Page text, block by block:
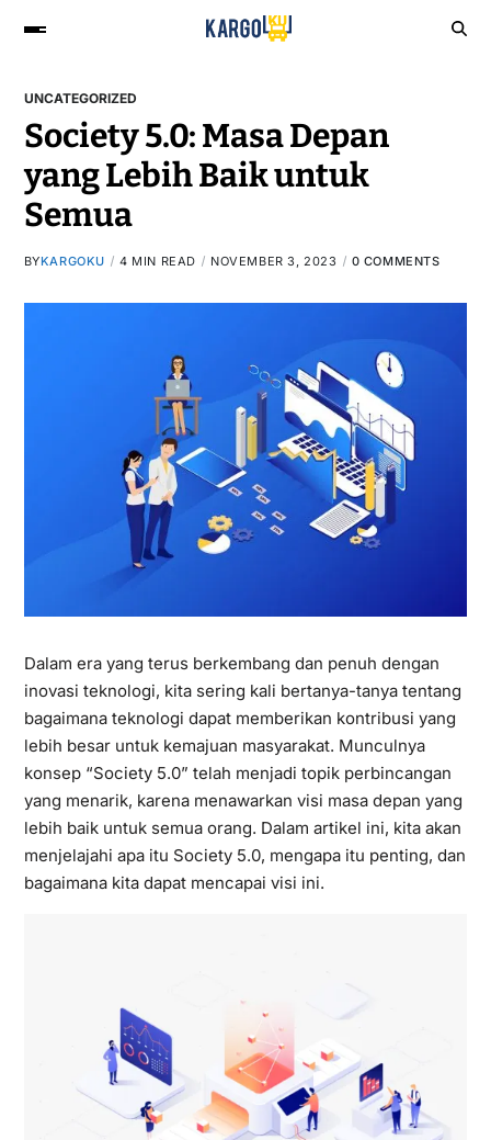
UNCATEGORIZED
Society 5.0: Masa Depan
yang Lebih Baik untuk
Semua
BYKARGOKU 4 MIN READ NOVEMBER 3, 2023 0 COMMENTS
Dalam era yang terus berkembang dan penuh dengan
inovasi teknologi, kita sering kali bertanya-tanya tentang
bagaimana teknologi dapat memberikan kontribusi yang
lebih besar untuk kemajuan masyarakat. Munculnya
konsep “Society 5.0” telah menjadi topik perbincangan
yang menarik, karena menawarkan visi masa depan yang
lebih baik untuk semua orang. Dalam artikel ini, kita akan
menjelajahi apa itu Society 5.0, mengapa itu penting, dan
bagaimana kita dapat mencapai visi ini.